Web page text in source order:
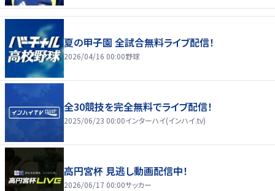
夏の甲子園 全試合無料ライブ配信！
2026/04/16 00:00野球
全30競技を完全無料でライブ配信！
2025/06/23 00:00インターハイ(インハイ.tv)
高円宮杯 見逃し動画配信中！
2026/06/17 00:00サッカー